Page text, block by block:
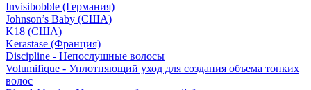
Invisibobble (Германия)
Johnson’s Baby (США)
K18 (США)
Kerastase (Франция)
Discipline - Непослушные волосы
Volumifique - Уплотняющий уход для создания объема тонких
волос